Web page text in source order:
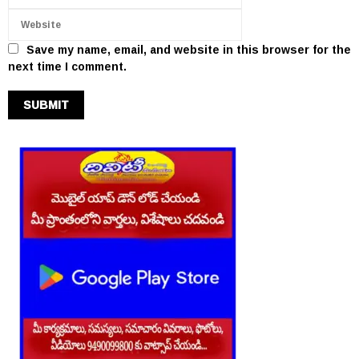
Save my name, email, and website in this browser for the
next time I comment.